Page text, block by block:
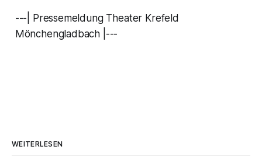
---| Pressemeldung Theater Krefeld
Mönchengladbach |---
WEITERLESEN